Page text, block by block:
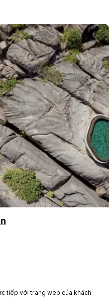
tiếp với trang web của khách